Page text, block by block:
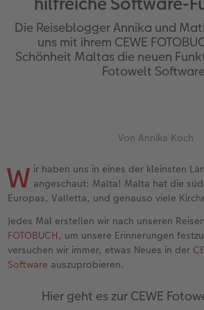
Jahrbuch gestalten
CEWE FOTOBUCH Kids
Panoramaseite
Designvorlagen
Foto-Kochbuch
Kundenbeispiele
Webinare & VHS
CEWE Forum
CEWE myPhotos
Bilderboxen
Premium Poster
Filmentwicklung
Fotosets
Sofortfotos
Passbild
Scan-Service
Sofortsticker
Analog Services
Fotocollage
Photo Streetmap
Acrylglas
Foto auf Holz
Hartschaum
Gallery Print
hexxas
Willkommensschild
Wandgestaltung
Dankeskarten
Dankeskarten
Urlaubsgrüße
Papierqualitäten
Klappkarten
Fotokarten
Postkarten
Karte mit Einsteckfoto
Einzelkarten
Textilien
Schule & Büro
Foto-Geschenkbox
Handyhüllen
Faber-Castell
Fotokalender
Haustierwelt
Geschenkideen
Kundenbeispiele
Wandkalender mit
NEU: Wandkalender
Kalender-
Extras
CEWE myPhotos
Max Case
Smartflip
PopGrip
CEWE myPhotos
Neuheiten
nachhaltiger Schenken
Danke sagen
Liebe schenken
Kundenbeispiele
Neuheiten
Liebe schenken
Fototipps
Gestaltungsideen
Hochzeit
Baby
Familie
Geburtstag
Fotowettbewerbe
Faszination Fotografie
Die Reiseblogger Annika und
uns mit ihrem CEWE
Schönheit Maltas die neuen
Fotowelt
Von Annika Koch
W ir haben uns in eines der kleinsten
angeschaut: Malta! Malta hat die
Europas, Valletta, und genauso viele
Jedes Mal erstellen wir nach unseren
FOTOBUCH , um unsere Erinnerungen
versuchen wir immer, etwas Neues in der
Software auszuprobieren.
Hier geht es zur CEWE